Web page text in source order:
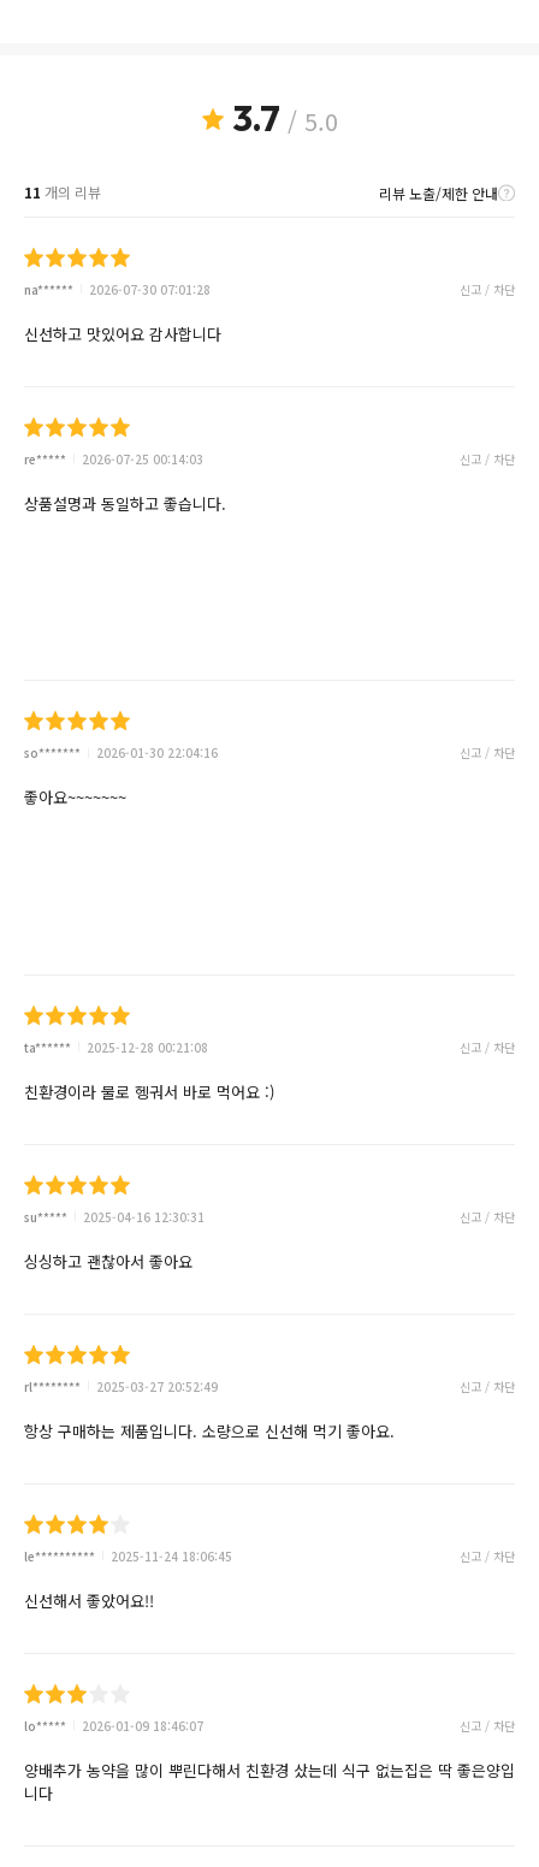
3.7 / 5.0
11 개의 리뷰 리뷰 노출/제한 안내
na****** 2026-07-30 07:01:28 신고 / 차단
신선하고 맛있어요 감사합니다
re***** 2026-07-25 00:14:03 신고 / 차단
상품설명과 동일하고 좋습니다.
so******* 2026-01-30 22:04:16 신고 / 차단
좋아요~~~~~~~
ta****** 2025-12-28 00:21:08 신고 / 차단
친환경이라 물로 헹궈서 바로 먹어요 :)
su***** 2025-04-16 12:30:31 신고 / 차단
싱싱하고 괜찮아서 좋아요
rl******** 2025-03-27 20:52:49 신고 / 차단
항상 구매하는 제품입니다. 소량으로 신선해 먹기 좋아요.
le********** 2025-11-24 18:06:45 신고 / 차단
신선해서 좋았어요!!
lo***** 2026-01-09 18:46:07 신고 / 차단
양배추가 농약을 많이 뿌린다해서 친환경 샀는데 식구 없는집은 딱 좋은양입
니다